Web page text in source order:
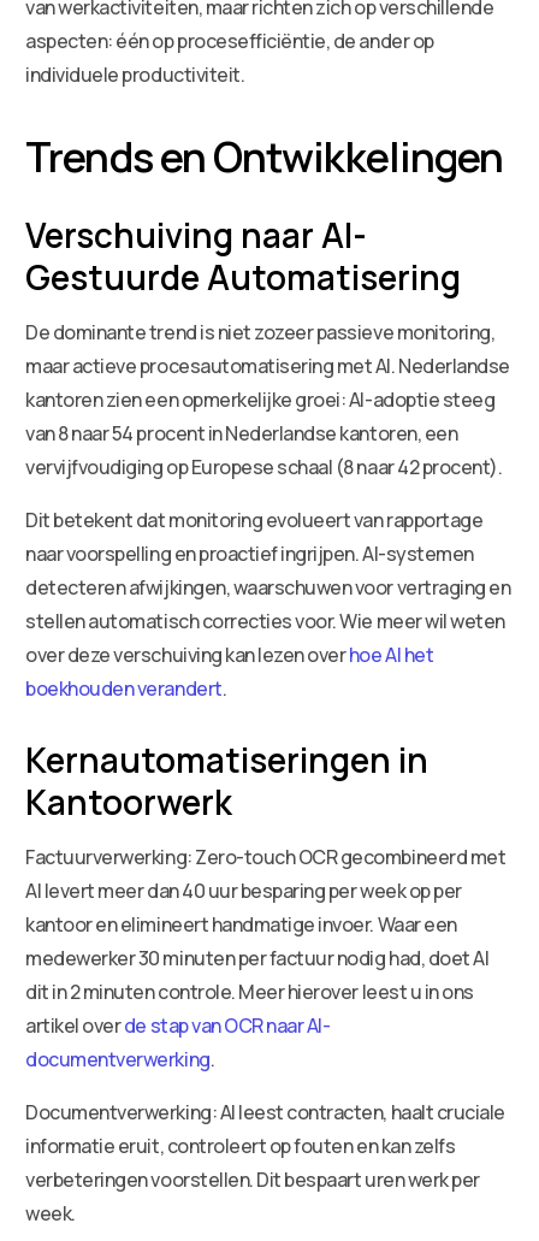
van werkactiviteiten, maar richten zich op verschillende
aspecten: één op procesefficiëntie, de ander op
individuele productiviteit.
Trends en Ontwikkelingen
Verschuiving naar AI-
Gestuurde Automatisering
De dominante trend is niet zozeer passieve monitoring,
maar actieve procesautomatisering met AI. Nederlandse
kantoren zien een opmerkelijke groei: AI-adoptie steeg
van 8 naar 54 procent in Nederlandse kantoren, een
vervijfvoudiging op Europese schaal (8 naar 42 procent).
Dit betekent dat monitoring evolueert van rapportage
naar voorspelling en proactief ingrijpen. AI-systemen
detecteren afwijkingen, waarschuwen voor vertraging en
stellen automatisch correcties voor. Wie meer wil weten
over deze verschuiving kan lezen overhoe AI het
boekhouden verandert.
Kernautomatiseringen in
Kantoorwerk
Factuurverwerking: Zero-touch OCR gecombineerd met
AI levert meer dan 40 uur besparing per week op per
kantoor en elimineert handmatige invoer. Waar een
medewerker 30 minuten per factuur nodig had, doet AI
dit in 2 minuten controle. Meer hierover leest u in ons
artikel overde stap van OCR naar AI-
documentverwerking.
Documentverwerking: AI leest contracten, haalt cruciale
informatie eruit, controleert op fouten en kan zelfs
verbeteringen voorstellen. Dit bespaart uren werk per
week.